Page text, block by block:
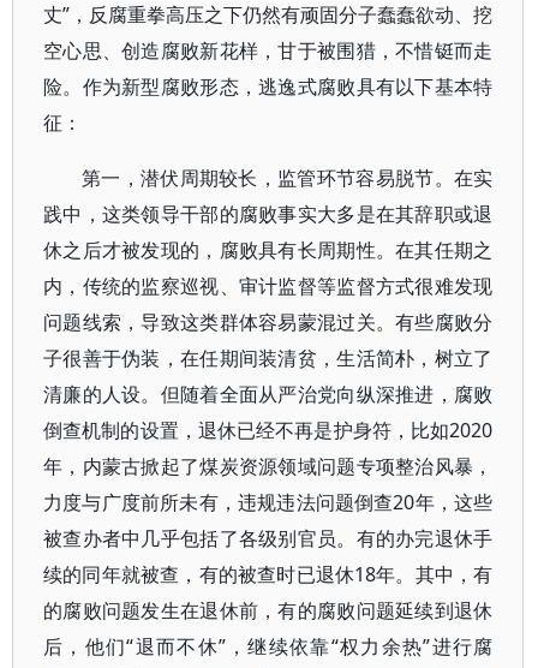
丈”，反腐重拳高压之下仍然有顽固分子蠢蠢欲动、挖
空心思、创造腐败新花样，甘于被围猎，不惜铤而走
险。作为新型腐败形态，逃逸式腐败具有以下基本特
征：
第一，潜伏周期较长，监管环节容易脱节。在实
践中，这类领导干部的腐败事实大多是在其辞职或退
休之后才被发现的，腐败具有长周期性。在其任期之
内，传统的监察巡视、审计监督等监督方式很难发现
问题线索，导致这类群体容易蒙混过关。有些腐败分
子很善于伪装，在任期间装清贫，生活简朴，树立了
清廉的人设。但随着全面从严治党向纵深推进，腐败
倒查机制的设置，退休已经不再是护身符，比如2020
年，内蒙古掀起了煤炭资源领域问题专项整治风暴，
力度与广度前所未有，违规违法问题倒查20年，这些
被查办者中几乎包括了各级别官员。有的办完退休手
续的同年就被查，有的被查时已退休18年。其中，有
的腐败问题发生在退休前，有的腐败问题延续到退休
后，他们“退而不休”，继续依靠“权力余热”进行腐